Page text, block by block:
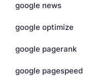
google news
google optimize
google pagerank
google pagespeed